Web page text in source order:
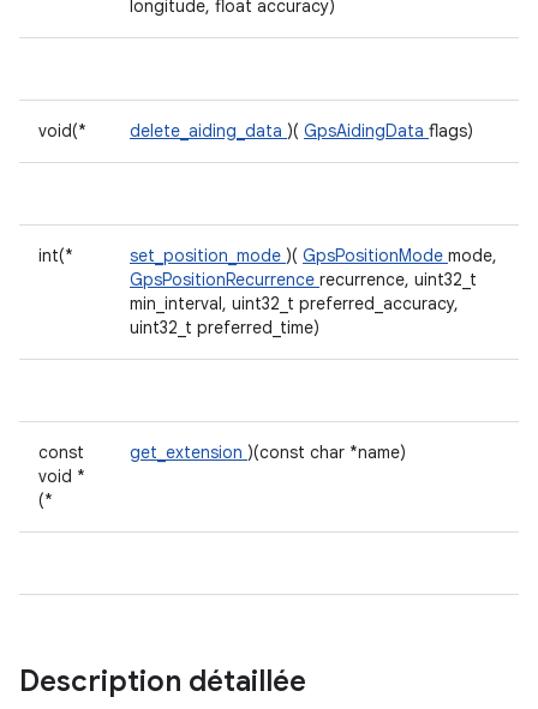
longitude, float accuracy)
void(* delete_aiding_data )( GpsAidingData flags)
int(* set_position_mode )( GpsPositionMode mode,
GpsPositionRecurrence recurrence, uint32_t
min_interval, uint32_t preferred_accuracy,
uint32_t preferred_time)
const
void *
(*
get_extension )(const char *name)
Description détaillée